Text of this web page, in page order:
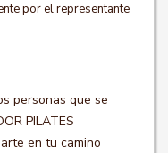
por el representante
personas que se
PILATES
en tu camino